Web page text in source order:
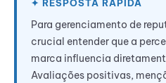
Para gerenciamento de
crucial entender que a
marca influencia
Avaliações positivas,